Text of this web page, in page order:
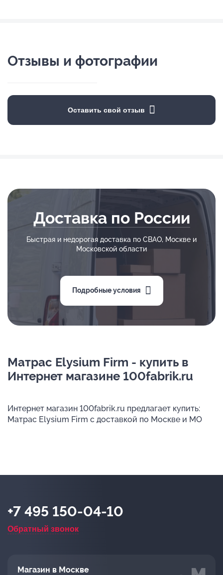
Отзывы и фотографии
Оставить свой отзыв
Доставка по России
Быстрая и недорогая доставка по СВАО, Москве и
Московской области
Подробные условия
Матрас Elysium Firm - купить в
Интернет магазине 100fabrik.ru
Интернет магазин 100fabrik.ru предлагает купить:
Матрас Elysium Firm с доставкой по Москве и МО
+7 495 150-04-10
Обратный звонок
Магазин в Москве